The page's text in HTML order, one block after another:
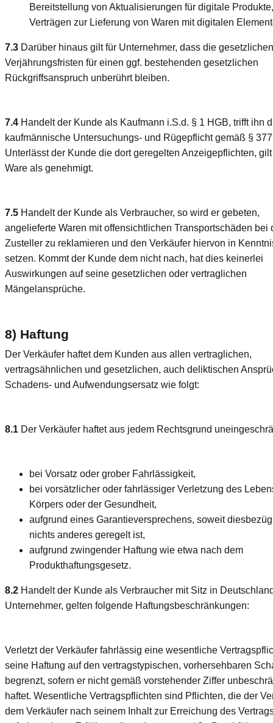
Bereitstellung von Aktualisierungen für digitale
Verträgen zur Lieferung von Waren mit digitalen
7.3 Darüber hinaus gilt für Unternehmer, dass die gesetzlichen
Verjährungsfristen für einen ggf. bestehenden gesetzlichen
Rückgriffsanspruch unberührt bleiben.
7.4 Handelt der Kunde als Kaufmann i.S.d. § 1 HGB, trifft ihn
kaufmännische Untersuchungs- und Rügepflicht gemäß §
Unterlässt der Kunde die dort geregelten Anzeigepflichten,
Ware als genehmigt.
7.5 Handelt der Kunde als Verbraucher, so wird er gebeten,
angelieferte Waren mit offensichtlichen Transportschäden bei
Zusteller zu reklamieren und den Verkäufer hiervon in
setzen. Kommt der Kunde dem nicht nach, hat dies keinerlei
Auswirkungen auf seine gesetzlichen oder vertraglichen
Mängelansprüche.
8) Haftung
Der Verkäufer haftet dem Kunden aus allen vertraglichen,
vertragsähnlichen und gesetzlichen, auch deliktischen
Schadens- und Aufwendungsersatz wie folgt:
8.1 Der Verkäufer haftet aus jedem Rechtsgrund
bei Vorsatz oder grober Fahrlässigkeit,
bei vorsätzlicher oder fahrlässiger Verletzung des
Körpers oder der Gesundheit,
aufgrund eines Garantieversprechens, soweit
nichts anderes geregelt ist,
aufgrund zwingender Haftung wie etwa nach dem
Produkthaftungsgesetz.
8.2 Handelt der Kunde als Verbraucher mit Sitz in
Unternehmer, gelten folgende Haftungsbeschränkungen:
Verletzt der Verkäufer fahrlässig eine wesentliche
seine Haftung auf den vertragstypischen, vorhersehbaren
begrenzt, sofern er nicht gemäß vorstehender Ziffer
haftet. Wesentliche Vertragspflichten sind Pflichten, die der
dem Verkäufer nach seinem Inhalt zur Erreichung des